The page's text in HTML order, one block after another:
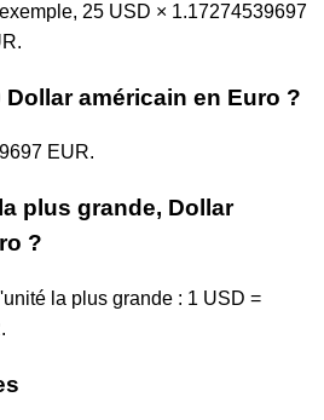
25 USD × 1.17274539697
américain en Euro ?
EUR.
plus grande, Dollar
?
la plus grande : 1 USD =